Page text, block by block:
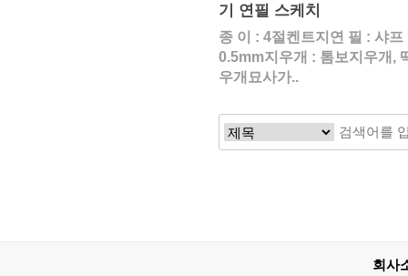
기 연필 스케치
종 이 : 4절켄트지연 필 : 샤프
0.5mm지우개 : 톰보지우개,
우개​묘사가..
회사